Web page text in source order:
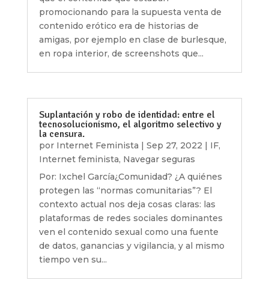
promocionando para la supuesta venta de
contenido erótico era de historias de
amigas, por ejemplo en clase de burlesque,
en ropa interior, de screenshots que...
Suplantación y robo de identidad: entre el
tecnosolucionismo, el algoritmo selectivo y
la censura.
por Internet Feminista | Sep 27, 2022 | IF,
Internet feminista, Navegar seguras
Por: Ixchel García¿Comunidad? ¿A quiénes
protegen las “normas comunitarias”? El
contexto actual nos deja cosas claras: las
plataformas de redes sociales dominantes
ven el contenido sexual como una fuente
de datos, ganancias y vigilancia, y al mismo
tiempo ven su...